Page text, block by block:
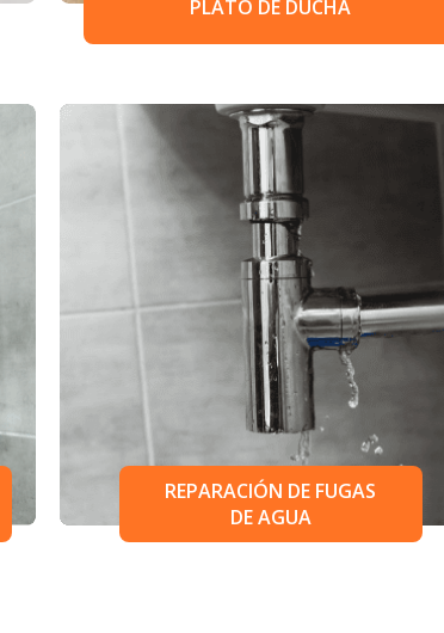
PLATO DE DUCHA
REPARACIÓN DE FUGAS
DE AGUA